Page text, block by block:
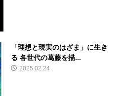
「理想と現実のはざま」に生き
る 各世代の葛藤を描...
2025.02.24